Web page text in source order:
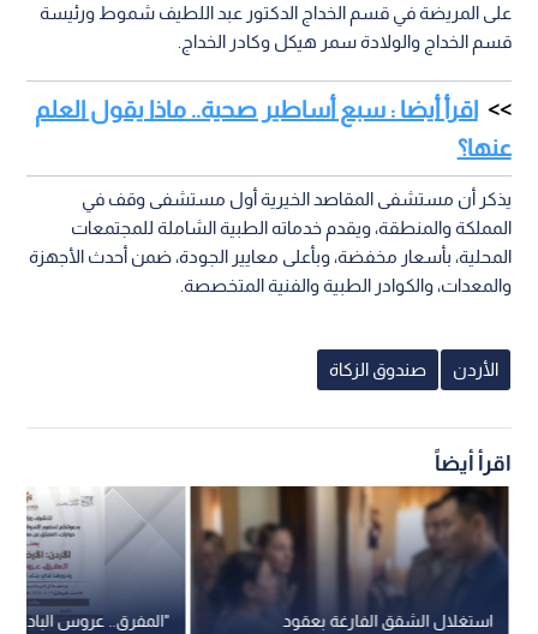
على المريضة في قسم الخداج الدكتور عبد اللطيف شموط ورئيسة
قسم الخداج والولادة سمر هيكل وكادر الخداج.
اقرأ أيضا : سبع أساطير صحية.. ماذا يقول العلم
عنها؟
يذكر أن مستشفى المقاصد الخيرية أول مستشفى وقف في
المملكة والمنطقة، ويقدم خدماته الطبية الشاملة للمجتمعات
المحلية، بأسعار مخفضة، وبأعلى معايير الجودة، ضمن أحدث الأجهزة
والمعدات، والكوادر الطبية والفنية المتخصصة.
الأردن صندوق الزكاة
اقرأ أيضاً
"المفرق.. عروس
استغلال الشقق الفارغة بعقود